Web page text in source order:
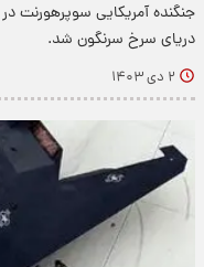
جنگنده آمریکایی سوپرهورنت
دریای سرخ سرنگون شد.
۲ دی ۱۴۰۳